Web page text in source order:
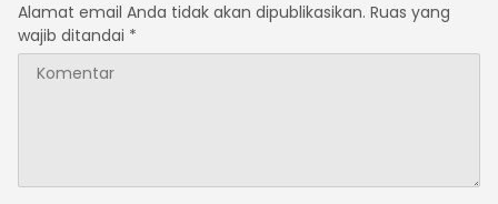
Alamat email Anda tidak akan dipublikasikan. Ruas yang
wajib ditandai *